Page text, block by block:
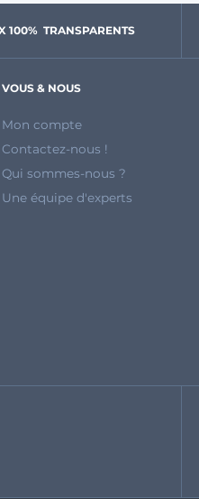
100% TRANSPARENTS
VOUS & NOUS
Mon compte
Contactez-nous !
Qui sommes-nous ?
Une équipe d'experts